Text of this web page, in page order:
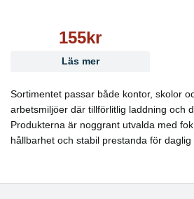
155kr
Läs mer
Sortimentet passar både kontor, skolor
arbetsmiljöer där tillförlitlig laddning och
Produkterna är noggrant utvalda med
hållbarhet och stabil prestanda för daglig